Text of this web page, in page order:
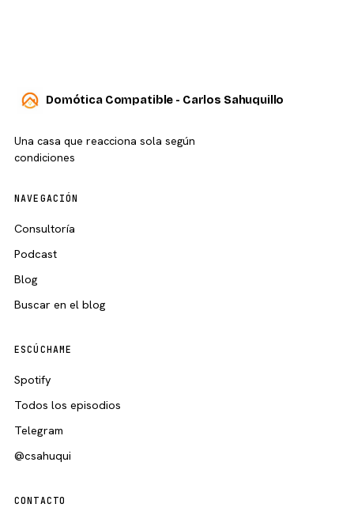
Domótica Compatible - Carlos Sahuquillo
Una casa que reacciona sola según
condiciones
NAVEGACIÓN
Consultoría
Podcast
Blog
Buscar en el blog
ESCÚCHAME
Spotify
Todos los episodios
Telegram
@csahuqui
CONTACTO